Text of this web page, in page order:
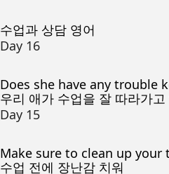
수업과 상담 영어
Day 16
Does she have any trouble
우리 애가 수업을 잘 따라가고
Day 15
Make sure to clean up your
수업 전에 장난감 치워